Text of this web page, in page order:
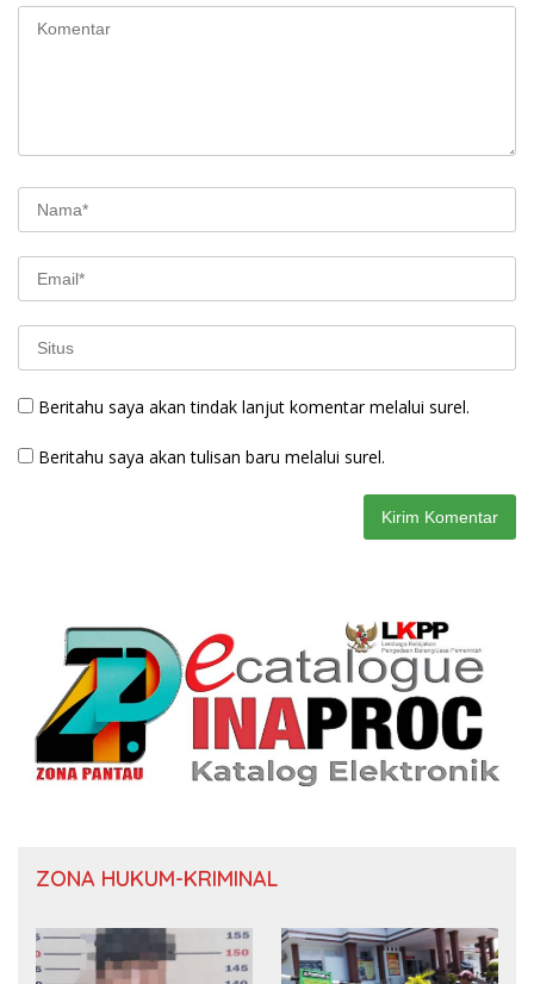
Beritahu saya akan tindak lanjut komentar melalui surel.
Beritahu saya akan tulisan baru melalui surel.
ZONA HUKUM-KRIMINAL